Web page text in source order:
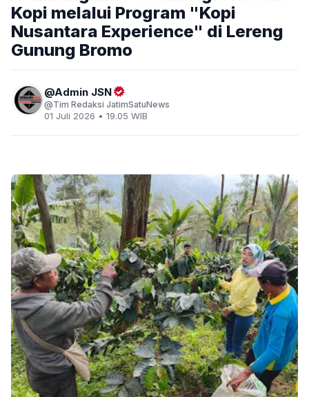
Kopi melalui Program "Kopi
Nusantara Experience" di Lereng
Gunung Bromo
Admin JSN
Tim Redaksi JatimSatuNews
01 Juli 2026 • 19.05 WIB